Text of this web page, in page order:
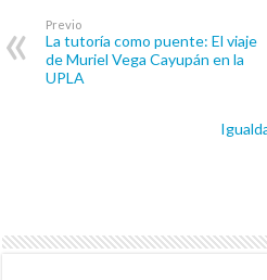
Previo
La tutoría como puente: El viaje
de Muriel Vega Cayupán en la
UPLA